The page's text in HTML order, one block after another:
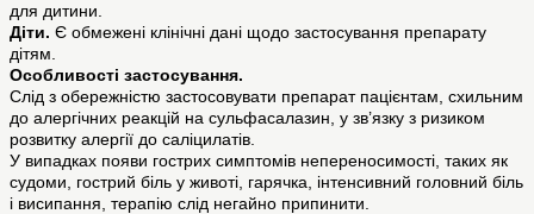
для дитини.
Діти. Є обмежені клінічні дані щодо застосування препарату
дітям.
Особливості застосування.
Слід з обережністю застосовувати препарат пацієнтам, схильним
до алергічних реакцій на сульфасалазин, у зв’язку з ризиком
розвитку алергії до саліцилатів.
У випадках появи гострих симптомів непереносимості, таких як
судоми, гострий біль у животі, гарячка, інтенсивний головний біль
і висипання, терапію слід негайно припинити.